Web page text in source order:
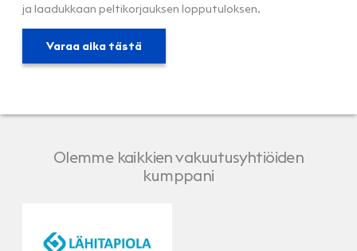
ja laadukkaan peltikorjauksen lopputuloksen.
Varaa aika tästä
Olemme kaikkien vakuutusyhtiöiden
kumppani
LähiTapiola